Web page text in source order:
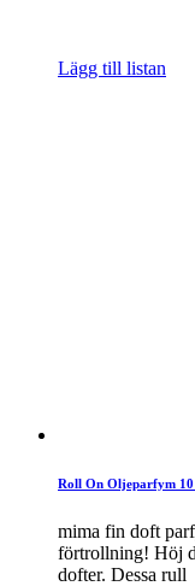
Lägg till listan
Roll On Oljeparfym
mima fin doft
förtrollning! Höj
dofter. Dessa rull